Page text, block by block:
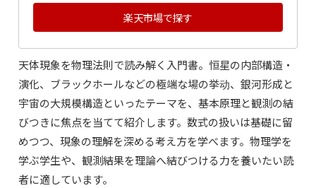
楽天市場で探す
天体現象を物理法則で読み解く入門書。恒星の内部構造・
演化、ブラックホールなどの極端な場の挙动、銀河形成と
宇宙の大規模構造といったテーマを、基本原理と観測の結
びつきに焦点を当てて紹介します。数式の扱いは基礎に留
めつつ、現象の理解を深める考え方を学べます。物理学を
学ぶ学生や、観測結果を理論へ結びつける力を養いたい読
者に適しています。